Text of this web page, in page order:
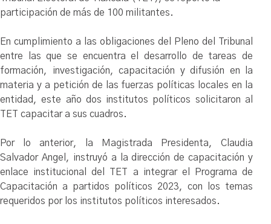
participación de más de 100 militantes.
En cumplimiento a las obligaciones del Pleno del Tribunal
entre las que se encuentra el desarrollo de tareas de
formación, investigación, capacitación y difusión en la
materia y a petición de las fuerzas políticas locales en la
entidad, este año dos institutos políticos solicitaron al
TET capacitar a sus cuadros.
Por lo anterior, la Magistrada Presidenta, Claudia
Salvador Angel, instruyó a la dirección de capacitación y
enlace institucional del TET a integrar el Programa de
Capacitación a partidos políticos 2023, con los temas
requeridos por los institutos políticos interesados.